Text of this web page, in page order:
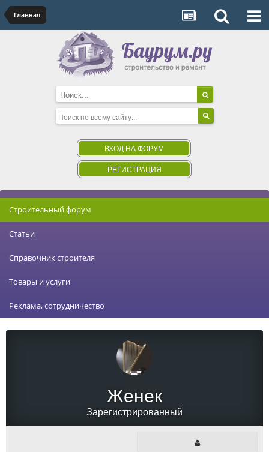
Главная
ВХОД НА ФОРУМ
РЕГИСТРАЦИЯ
Строительный форум
Статьи
Справочник строителя
Товары и услуги
Реклама, сотрудничество
Женек
Зарегистрированный